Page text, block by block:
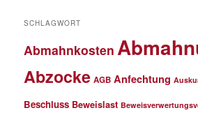
SCHLAGWORT
Abmahnkosten
Abzocke AGB Anfechtung
Beschluss Beweislast